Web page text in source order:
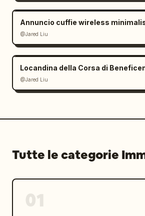
Annuncio cuffie wireless
@Jared Liu
@Jared Liu
Tutte le categorie